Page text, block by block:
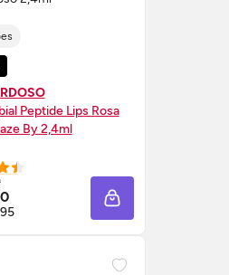
Peptide Lips Rosa
By 2,4ml
AGORA ❯
ADICIONAR À